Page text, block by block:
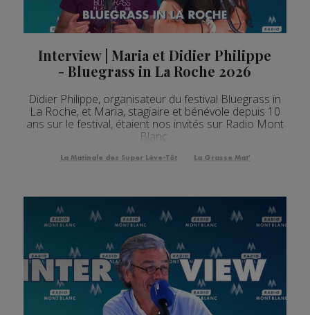
Interview | Maria et Didier Philippe
- Bluegrass in La Roche 2026
Didier Philippe, organisateur du festival Bluegrass in
La Roche, et Maria, stagiaire et bénévole depuis 10
ans sur le festival, étaient nos invités sur Radio Mont
Blanc.
La Matinale des Super Lève-Tôt La Grasse Mat'